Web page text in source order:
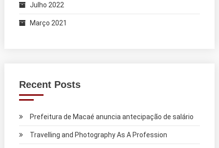
Julho 2022
Março 2021
Recent Posts
Prefeitura de Macaé anuncia antecipação de salário
Travelling and Photography As A Profession